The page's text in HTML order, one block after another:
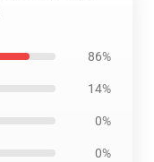
86%
14%
0%
0%